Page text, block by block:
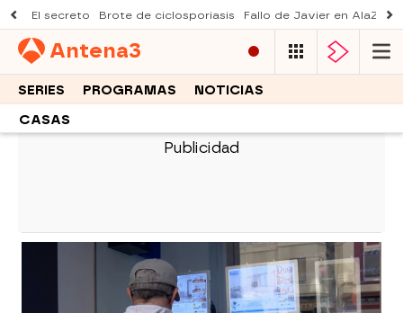
El secreto Brote de ciclosporiasis Fallo de Javier en AlaZ
Antena3
SERIES PROGRAMAS NOTICIAS
CASAS